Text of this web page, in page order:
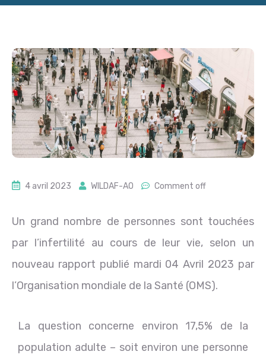
4 avril 2023 WILDAF-AO Comment off
Un grand nombre de personnes sont touchées
par l’infertilité au cours de leur vie, selon un
nouveau rapport publié mardi 04 Avril 2023 par
l’Organisation mondiale de la Santé (OMS).
La question concerne environ 17,5% de la
population adulte – soit environ une personne